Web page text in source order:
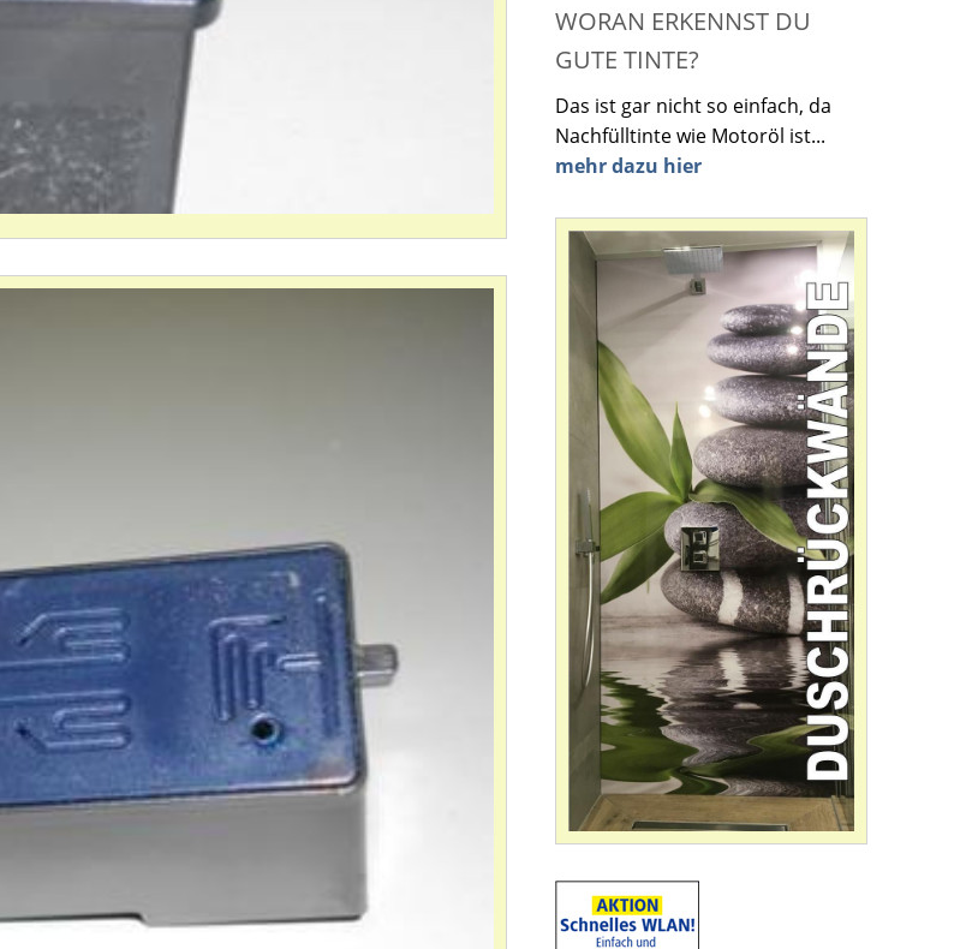
WORAN ERKENNST DU
GUTE TINTE?
Das ist gar nicht so einfach, da
Nachfülltinte wie Motoröl ist...
mehr dazu hier